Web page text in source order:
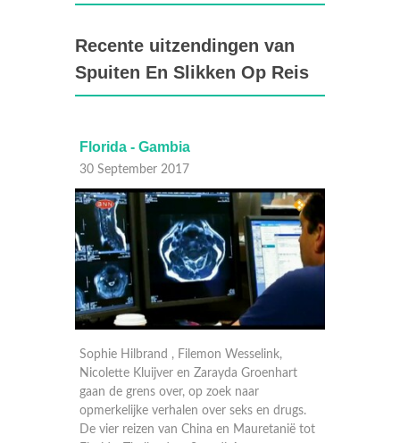
Recente uitzendingen van
Spuiten En Slikken Op Reis
Florida - Gambia
30 September 2017
Sophie Hilbrand , Filemon Wesselink,
Nicolette Kluijver en Zarayda Groenhart
gaan de grens over, op zoek naar
opmerkelijke verhalen over seks en drugs.
De vier reizen van China en Mauretanië tot
opmerkelijke